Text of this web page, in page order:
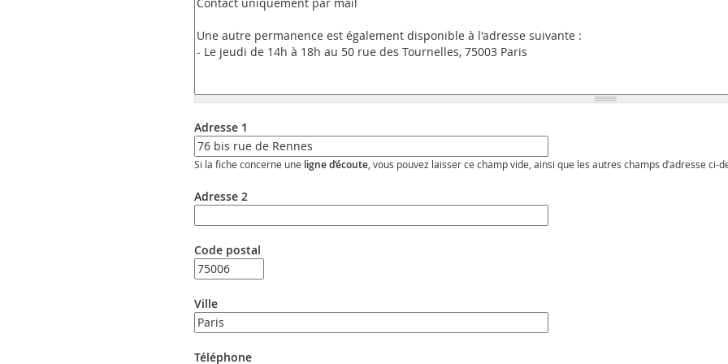
Adresse 1
Si la fiche concerne une ligne d’écoute , vous pouvez laisser ce champ vide, ainsi que les autres champs d’adresse ci-
Adresse 2
Code postal
Ville
Téléphone